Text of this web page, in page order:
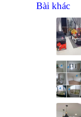
Bài khác